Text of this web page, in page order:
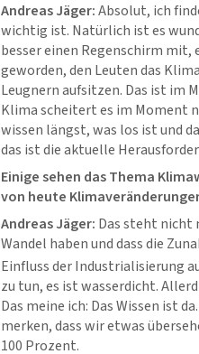
Andreas Jäger:Absolut, ich
wichtig ist. Natürlich ist es
besser einen Regenschirm
geworden, den Leuten das
Leugnern aufsitzen. Das ist im
Klima scheitert es im Moment
wissen längst, was los ist und
das ist die aktuelle
Einige sehen das Thema
von heute
Andreas Jäger: Dassteht nicht
Wandel haben und dass die
Einfluss der Industrialisierung
zu tun, es ist wasserdicht.
Das meine ich: Das Wissen ist
merken, dass wir etwas
100 Prozent.